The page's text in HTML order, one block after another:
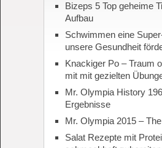
Bizeps 5 Top geheime
Aufbau
Schwimmen eine
unsere Gesundheit
Knackiger Po – Traum
mit mit gezielten
Mr. Olympia History
Ergebnisse
Mr. Olympia 2015 –
Salat Rezepte mit